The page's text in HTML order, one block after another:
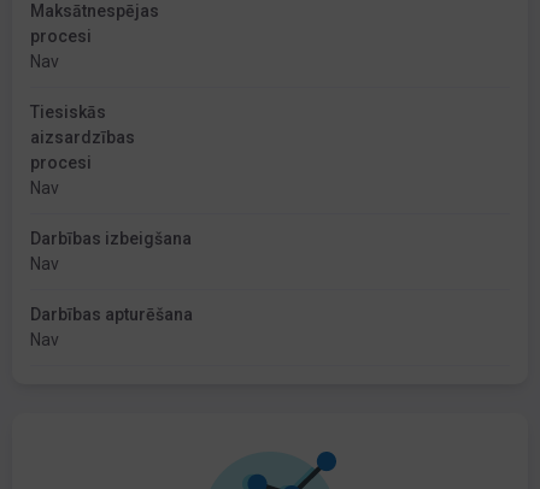
Maksātnespējas
procesi
Nav
Tiesiskās
aizsardzības
procesi
Nav
Darbības izbeigšana
Nav
Darbības apturēšana
Nav